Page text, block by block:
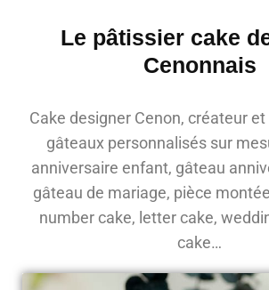
Le pâtissier cake
Cenonnais
Cake designer Cenon, créateur
gâteaux personnalisés sur
anniversaire enfant, gâteau
gâteau de mariage, pièce
number cake, letter cake,
cake…